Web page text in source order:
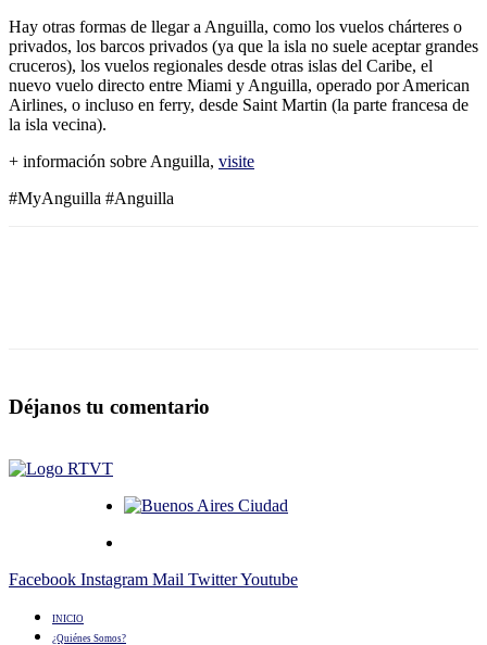
Hay otras formas de llegar a Anguilla, como los vuelos chárteres o
privados, los barcos privados (ya que la isla no suele aceptar grandes
cruceros), los vuelos regionales desde otras islas del Caribe, el
nuevo vuelo directo entre Miami y Anguilla, operado por American
Airlines, o incluso en ferry, desde Saint Martin (la parte francesa de
la isla vecina).
+ información sobre Anguilla, visite
#MyAnguilla #Anguilla
Déjanos tu comentario
Facebook Instagram Mail TwitterYoutube
INICIO
¿Quiénes Somos?